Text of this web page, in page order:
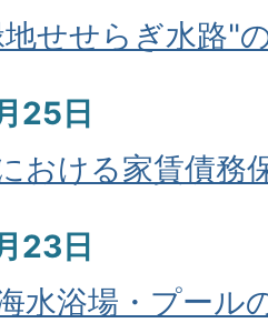
せせらぎ水路"
25日
おける家賃債務
23日
水浴場・プール